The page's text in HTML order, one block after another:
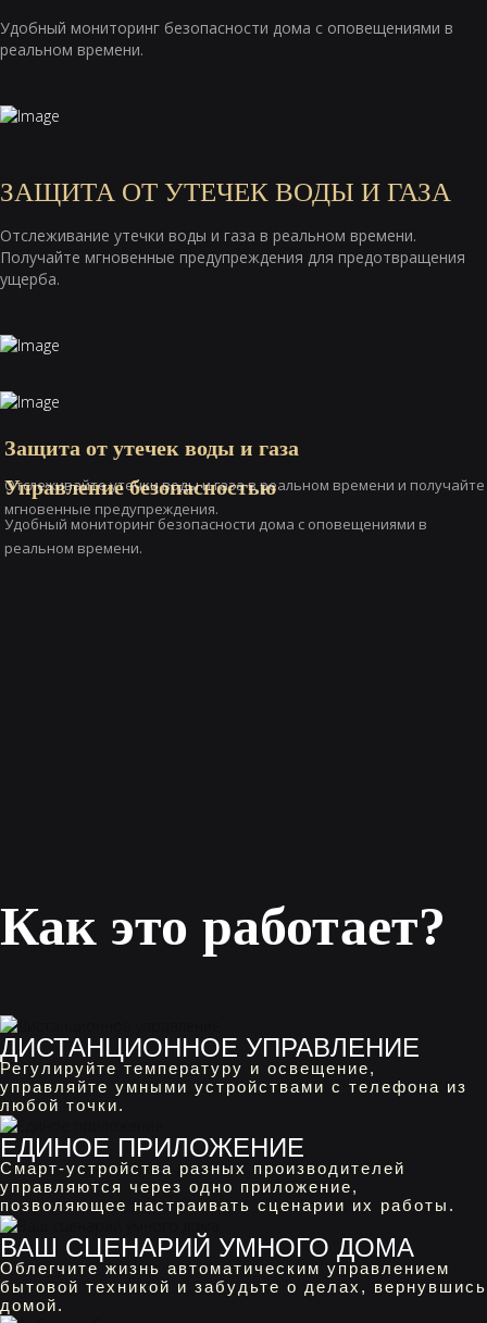
Удобный мониторинг безопасности дома с оповещениями в
реальном времени.
ЗАЩИТА ОТ УТЕЧЕК ВОДЫ И ГАЗА
Отслеживание утечки воды и газа в реальном времени.
Получайте мгновенные предупреждения для предотвращения
ущерба.
Управление безопасностью
Удобный мониторинг безопасности дома с оповещениями в
реальном времени.
Защита от утечек воды и газа
Отслеживайте утечки воды и газа в реальном времени и получайте
мгновенные предупреждения.
Как это работает?
ДИСТАНЦИОННОЕ УПРАВЛЕНИЕ
Регулируйте температуру и освещение,
управляйте умными устройствами с телефона из
любой точки.
ЕДИНОЕ ПРИЛОЖЕНИЕ
Смарт-устройства разных производителей
управляются через одно приложение,
позволяющее настраивать сценарии их работы.
ВАШ СЦЕНАРИЙ УМНОГО ДОМА
Облегчите жизнь автоматическим управлением
бытовой техникой и забудьте о делах, вернувшись
домой.